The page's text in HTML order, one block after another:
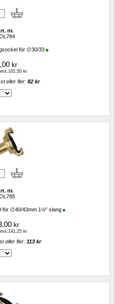
nr.
för ∅30/33
kr
kr
eller fler: 82 kr
nr.
för ∅40/43mm 1½" slang
kr
kr
eller fler: 113 kr